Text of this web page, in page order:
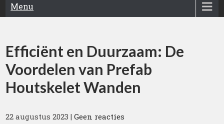
Menu
Efficiënt en Duurzaam: De
Voordelen van Prefab
Houtskelet Wanden
22 augustus 2023 |Geen reacties